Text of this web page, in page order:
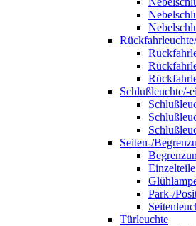
Schlußleuchte/-
Seiten-/
Einzelteile
Park-/
Türleuchte